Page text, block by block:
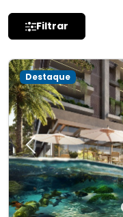
Filtrar
Previous
Destaque